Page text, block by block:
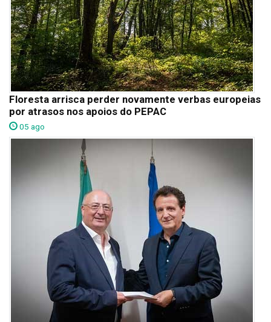
Floresta arrisca perder novamente verbas europeias
por atrasos nos apoios do PEPAC
05 ago